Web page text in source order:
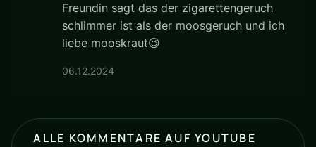
Freundin sagt das der zigarettengeruch
schlimmer ist als der moosgeruch und ich
liebe mooskraut😉
06.12.2024
ALLE KOMMENTARE AUF YOUTUBE